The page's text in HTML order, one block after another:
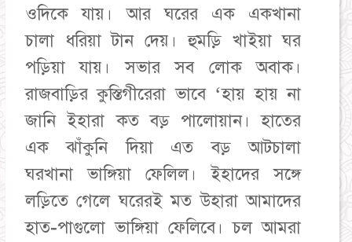
ওদিকে যায়। আর ঘরের এক একখানা
চালা ধরিয়া টান দেয়। হুমড়ি খাইয়া ঘর
পড়িয়া যায়। সভার সব লোক অবাক।
রাজবাড়ির কুস্তিগীরেরা ভাবে ‘হায় হায় না
জানি ইহারা কত বড় পালোয়ান। হাতের
এক ঝাঁকুনি দিয়া এত বড় আটচালা
ঘরখানা ভাঙ্গিয়া ফেলিল। ইহাদের সঙ্গে
লড়িতে গেলে ঘরেরই মত উহারা আমাদের
হাত-পাগুলো ভাঙ্গিয়া ফেলিবে। চল আমরা